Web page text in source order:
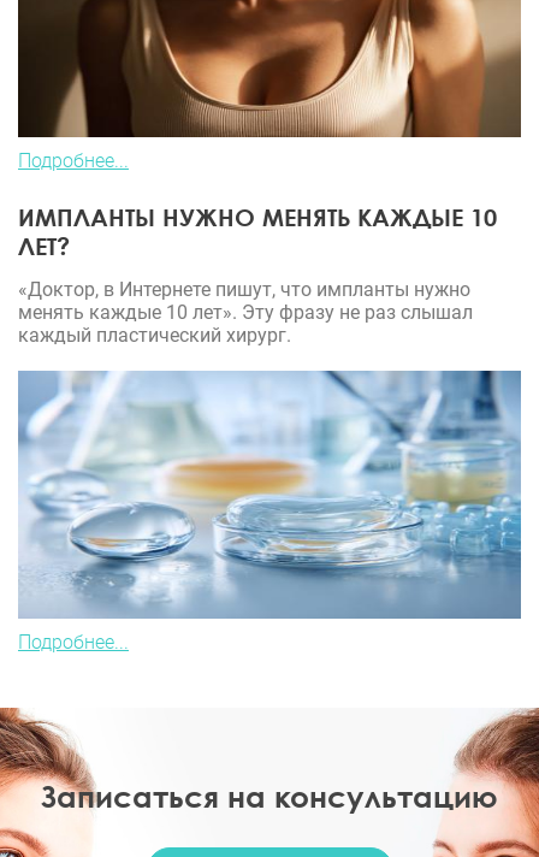
Подробнее...
ИМПЛАНТЫ НУЖНО МЕНЯТЬ КАЖДЫЕ 10
ЛЕТ?
«Доктор, в Интернете пишут, что импланты нужно
менять каждые 10 лет». Эту фразу не раз слышал
каждый пластический хирург.
Подробнее...
Записаться на консультацию